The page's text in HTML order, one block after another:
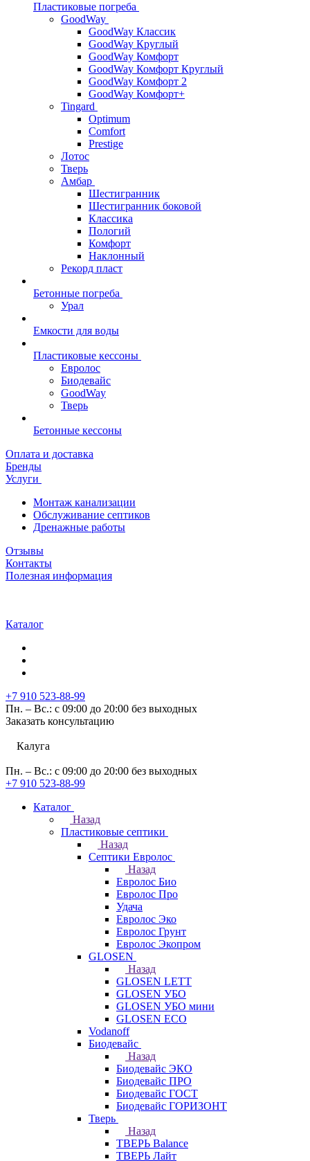
Пластиковые погреба
GoodWay
GoodWay Классик
GoodWay Круглый
GoodWay Комфорт
GoodWay Комфорт Круглый
GoodWay Комфорт 2
GoodWay Комфорт+
Tingard
Optimum
Comfort
Prestige
Лотос
Тверь
Амбар
Шестигранник
Шестигранник боковой
Классика
Пологий
Комфорт
Наклонный
Рекорд пласт
Бетонные погреба
Урал
Емкости для воды
Пластиковые кессоны
Евролос
Биодевайс
GoodWay
Тверь
Бетонные кессоны
Оплата и доставка
Бренды
Услуги
Монтаж канализации
Обслуживание септиков
Дренажные работы
Отзывы
Контакты
Полезная информация
Каталог
+7 910 523-88-99
Пн. – Вс.: с 09:00 до 20:00 без выходных
Заказать консультацию
Калуга
Пн. – Вс.: с 09:00 до 20:00 без выходных
+7 910 523-88-99
Каталог
Назад
Пластиковые септики
Назад
Септики Евролос
Назад
Евролос Био
Евролос Про
Удача
Евролос Эко
Евролос Грунт
Евролос Экопром
GLOSEN
Назад
GLOSEN LETT
GLOSEN УБО
GLOSEN УБО мини
GLOSEN ECO
Vodanoff
Биодевайс
Назад
Биодевайс ЭКО
Биодевайс ПРО
Биодевайс ГОСТ
Биодевайс ГОРИЗОНТ
Тверь
Назад
ТВЕРЬ Balance
ТВЕРЬ Лайт